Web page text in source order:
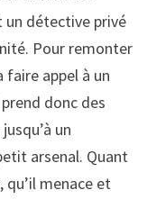
détective privé
Pour remonter
faire appel à un
donc des
un
arsenal. Quant
qu’il menace et